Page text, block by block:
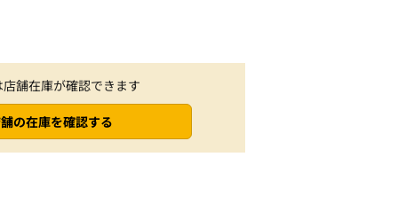
店舗在庫が確認できます
の在庫を確認する